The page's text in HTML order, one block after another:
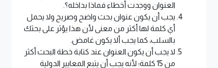
العنوان ووجدت أخطاء فماذا بداخله؟.
يجب أن يكون عنوان بحث واضح وصريح ولا يحمل
أي كلمة لها أكثر من معنى لأن هذا يؤثر على بحثك
بالسلب، كما يجب ألا يكون غامض.
لا يجب أن يكون العنوان عند كتابة خطة البحث أكثر
من 15 كلمة؛ لأنه يجب أن يتبع المعايير الدولية